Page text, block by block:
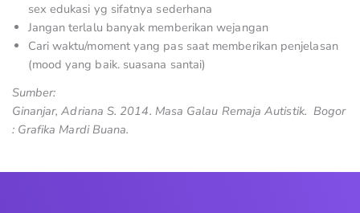
sex edukasi yg sifatnya sederhana
Jangan terlalu banyak memberikan wejangan
Cari waktu/moment yang pas saat memberikan penjelasan
(mood yang baik. suasana santai)
Sumber:
Ginanjar, Adriana S. 2014. Masa Galau Remaja Autistik. Bogor
: Grafika Mardi Buana.